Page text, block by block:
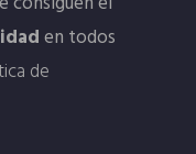
en todos
de